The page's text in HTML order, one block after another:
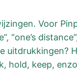
Voor
“one’s
uitdrukkingen?
hold, keep,